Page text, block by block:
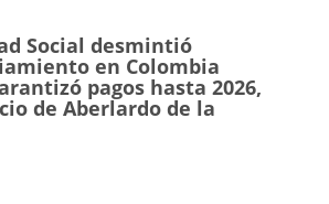
Social desmintió
en Colombia
pagos hasta 2026,
de Aberlardo de la